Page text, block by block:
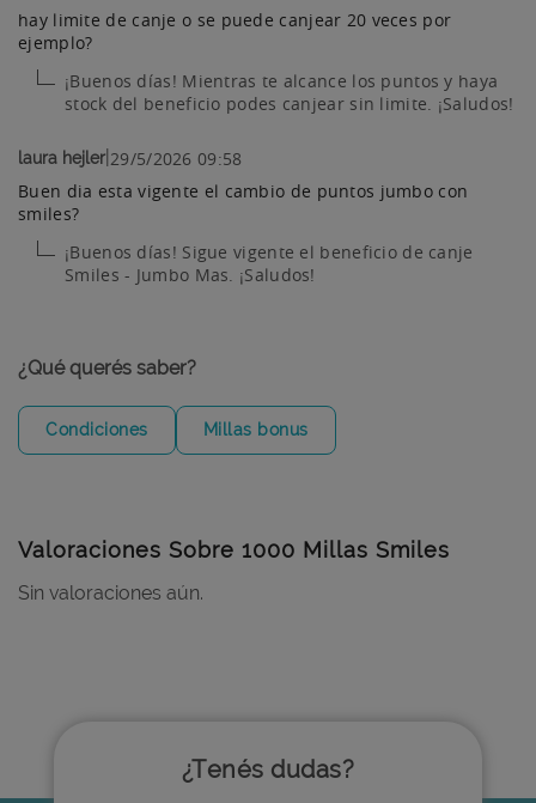
hay limite de canje o se puede canjear 20 veces por
ejemplo?
¡Buenos días! Mientras te alcance los puntos y haya
stock del beneficio podes canjear sin limite. ¡Saludos!
laura hejler 29/5/2026 09:58
Buen dia esta vigente el cambio de puntos jumbo con
smiles?
¡Buenos días! Sigue vigente el beneficio de canje
Smiles - Jumbo Mas. ¡Saludos!
¿Qué querés saber?
Condiciones Millas bonus
Valoraciones Sobre 1000 Millas Smiles
Sin valoraciones aún.
¿Tenés dudas?